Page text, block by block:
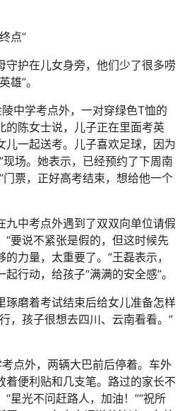
点”
护在儿女身旁，他们少了很多唠
雄”。
学考点外，一对穿绿色T恤的
的陈女士说，儿子正在里面考英
儿一起送考。儿子喜欢足球，因为
现场。她表示，已经预约了下周南
门票，正好高考结束，想给他一个
中考点外遇到了双双向单位请假
“要说不紧张是假的，但这时候先
力量，太重要了。”王磊表示，
行动，给孩子“满满的安全感”。
磨着考试结束后给女儿准备怎样
，孩子很想去四川、云南看看。”
外，两辆大巴前后停着。车外
着便利贴和几支笔。路过的家长不
星光不问赶路人，加油！”“祝所